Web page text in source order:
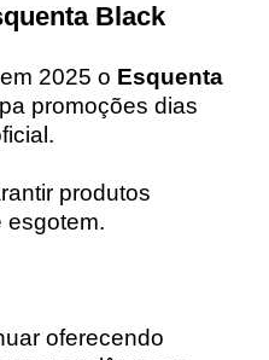
Black
2025 o Esquenta
promoções dias
produtos
esgotem.
oferecendo